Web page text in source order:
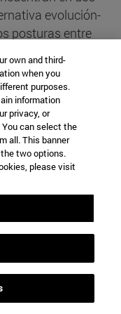
evolución-
posturas entre
tiempo, de la
es un
los
la
a
hecho de la
la posibilidad
de otros (...)
de la realidad
el
para negar la
tanto si
se requiere para
que la evolución
own and third-
when you
purposes.
information
privacy, or
can select the
all. This banner
two options.
please visit